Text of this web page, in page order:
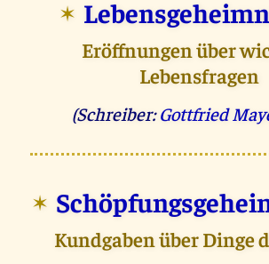
✶
Eröffnungen über
Lebensfragen
(Schreiber:Gottfried
✶
Kundgaben über Dinge